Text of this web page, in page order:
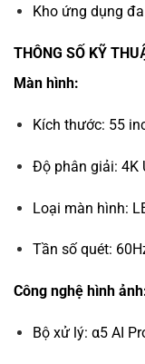
Kho ứng dụng
THÔNG SỐ KỸ
Màn hình:
Kích thước: 55
Độ phân giải: 4K
Loại màn hình:
Tần số quét:
Công nghệ hình
Bộ xử lý: α5 AI